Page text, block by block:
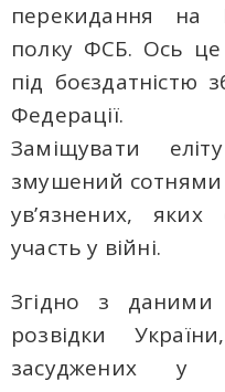
перекидання на
полку ФСБ. Ось
під боєздатністю
Федерації.
Заміщувати
змушений сотнями
ув’язнених,
участь у війні.
Згідно з даними
розвідки
засуджених у